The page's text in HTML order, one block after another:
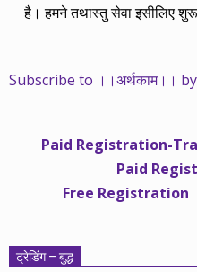
है। हमने तथास्तु सेवा इसीलिए
महंगाई की दर 10 प्रतिशत से
साढ़े चार सालों से अर्थकाम से जुड़े
भलीभांति वाकिफ हैं। शुरू में हम
में फंस गए। गलतियां कीं।
मजबूत आधार और गहन रिसर्च के
Subscribe to ।।अर्थकाम।।
Paid Registration-
Paid
Free Registration
ट्रेडिंग – बुद्ध